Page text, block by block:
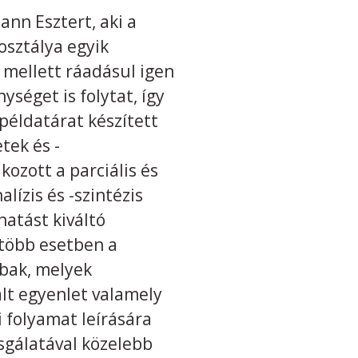
Esztert, aki a
egyik
ráadásul igen
is folytat, így
készített
és -
a parciális és
és -szintézis
kiváltó
esetben a
melyek
egyenlet valamely
folyamat leírására
közelebb